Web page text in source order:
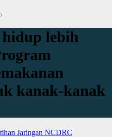
lebih
kanak-kanak
Jaringan NCDRC